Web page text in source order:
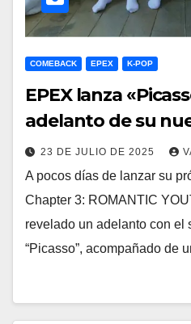
COMEBACK EPEX K-POP
EPEX lanza
adelanto de su
23 DE JULIO DE 2025
A pocos días de lanzar su
Chapter 3: ROMANTIC
revelado un adelanto con el
“Picasso”, acompañado de